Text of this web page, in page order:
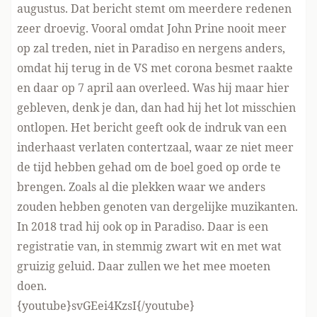
augustus. Dat bericht stemt om meerdere redenen
zeer droevig. Vooral omdat John Prine nooit meer
op zal treden, niet in Paradiso en nergens anders,
omdat hij terug in de VS met corona besmet raakte
en daar op 7 april aan overleed. Was hij maar hier
gebleven, denk je dan, dan had hij het lot misschien
ontlopen. Het bericht geeft ook de indruk van een
inderhaast verlaten contertzaal, waar ze niet meer
de tijd hebben gehad om de boel goed op orde te
brengen. Zoals al die plekken waar we anders
zouden hebben genoten van dergelijke muzikanten.
In 2018 trad hij ook op in Paradiso. Daar is een
registratie van, in stemmig zwart wit en met wat
gruizig geluid. Daar zullen we het mee moeten
doen.
{youtube}svGEei4KzsI{/youtube}